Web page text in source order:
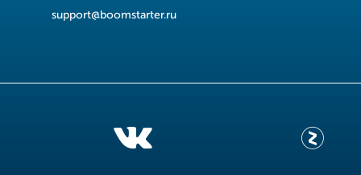
support@boomstarter.ru